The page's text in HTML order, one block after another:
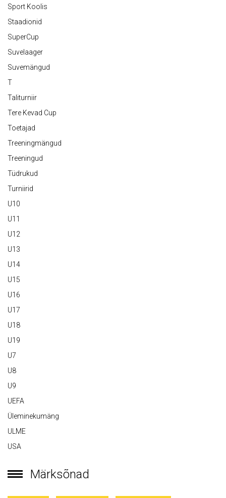
Sport Koolis
Staadionid
SuperCup
Suvelaager
Suvemängud
T
Taliturniir
Tere Kevad Cup
Toetajad
Treeningmängud
Treeningud
Tüdrukud
Turniirid
U10
U11
U12
U13
U14
U15
U16
U17
U18
U19
U7
U8
U9
UEFA
Üleminekumäng
ULME
USA
Märksõnad